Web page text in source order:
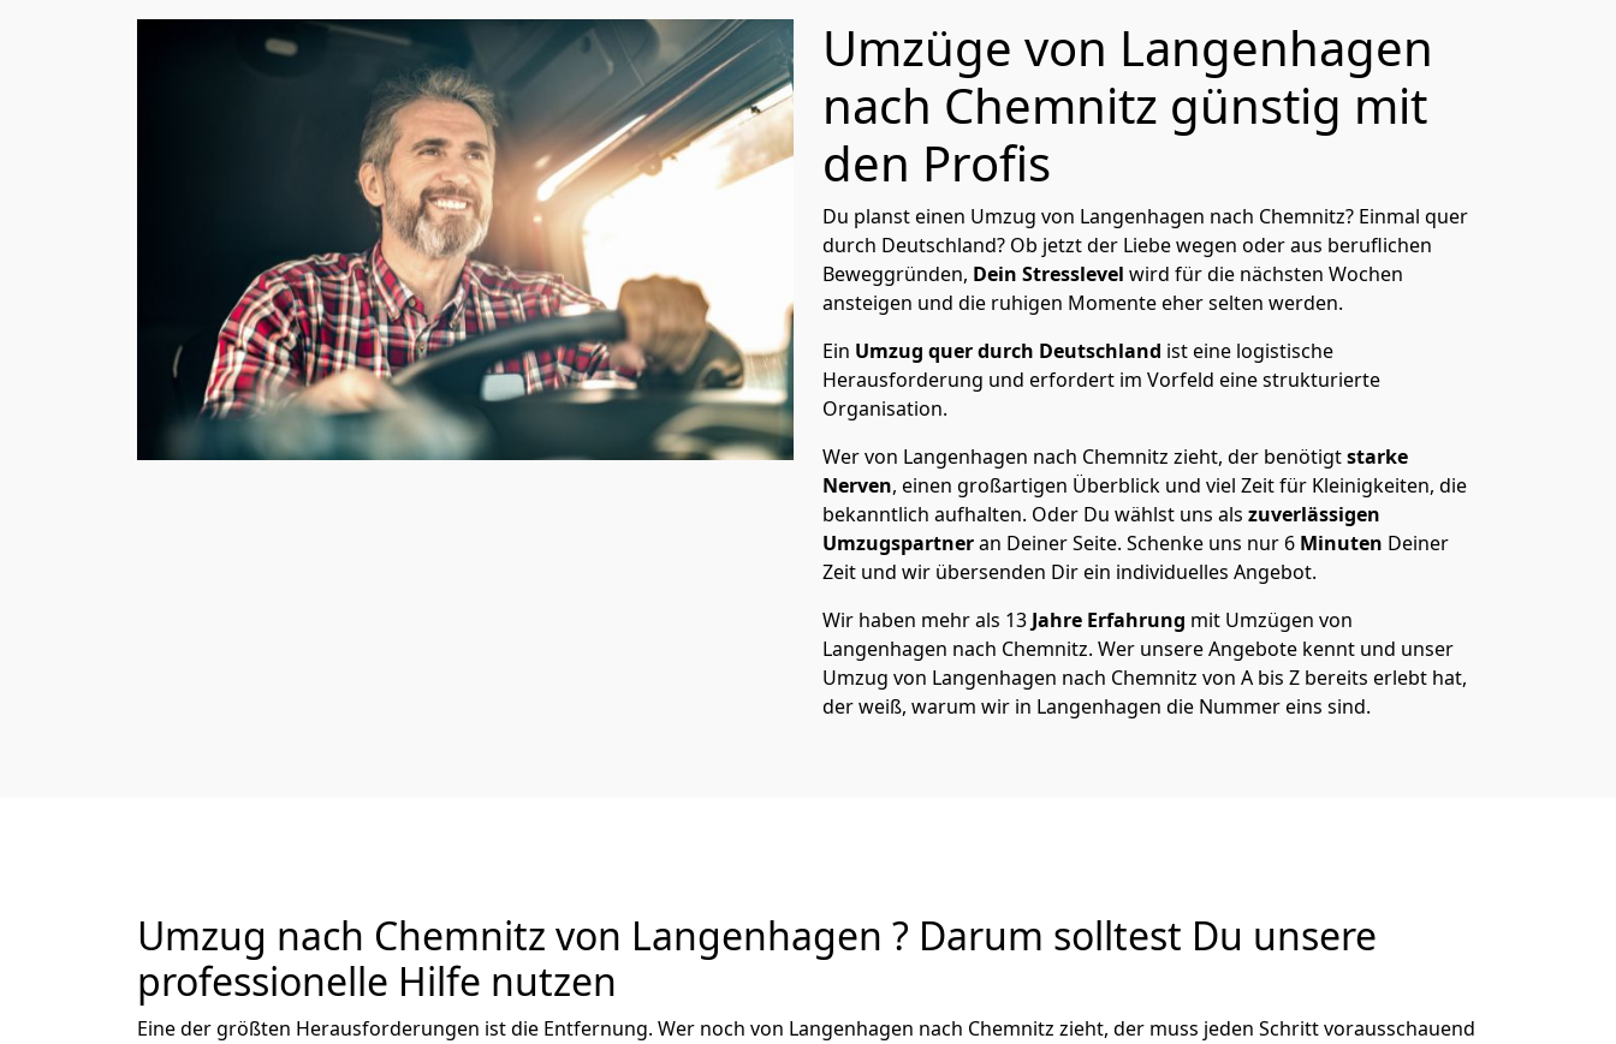
Umzüge von Langenhagen
nach Chemnitz günstig mit
den Profis
Du planst einen Umzug von Langenhagen nach Chemnitz? Einmal quer
durch Deutschland? Ob jetzt der Liebe wegen oder aus beruflichen
Beweggründen, Dein Stresslevel wird für die nächsten Wochen
ansteigen und die ruhigen Momente eher selten werden.
Ein Umzug quer durch Deutschland ist eine logistische
Herausforderung und erfordert im Vorfeld eine strukturierte
Organisation.
Wer von Langenhagen nach Chemnitz zieht, der benötigtstarke
Nerven, einen großartigen Überblick und viel Zeit für Kleinigkeiten, die
bekanntlich aufhalten. Oder Du wählst uns als zuverlässigen
Umzugspartneran Deiner Seite. Schenke uns nur 6 Minuten Deiner
Zeit und wir übersenden Dir ein individuelles Angebot.
Wir haben mehr als 13 Jahre Erfahrung mit Umzügen von
Langenhagen nach Chemnitz. Wer unsere Angebote kennt und unser
Umzug von Langenhagen nach Chemnitz von A bis Z bereits erlebt hat,
der weiß, warum wir in Langenhagen die Nummer eins sind.
Umzug nach Chemnitz von Langenhagen ? Darum solltest Du unsere
professionelle Hilfe nutzen
Eine der größten Herausforderungen ist die Entfernung. Wer noch von Langenhagen nach Chemnitz zieht, der muss jeden Schritt vorausschauend